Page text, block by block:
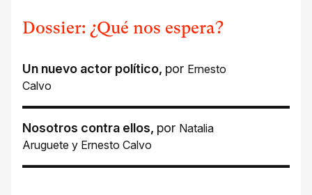
Dossier: ¿Qué nos espera?
Un nuevo actor político, por Ernesto
Calvo
Nosotros contra ellos, por Natalia
Aruguete y Ernesto Calvo